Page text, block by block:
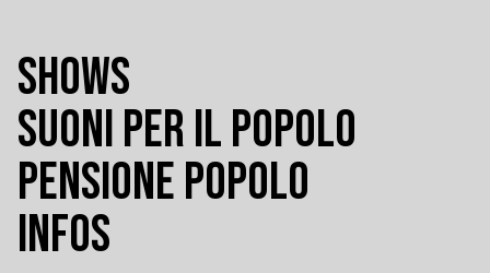
SHOWS
SUONI PER IL POPOLO
PENSIONE POPOLO
INFOS